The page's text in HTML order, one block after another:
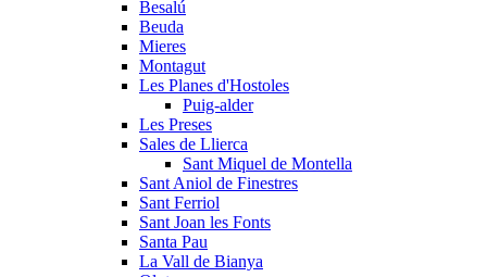
Besalú
Beuda
Mieres
Montagut
Les Planes d'Hostoles
Puig-alder
Les Preses
Sales de Llierca
Sant Miquel de Montella
Sant Aniol de Finestres
Sant Ferriol
Sant Joan les Fonts
Santa Pau
La Vall de Bianya